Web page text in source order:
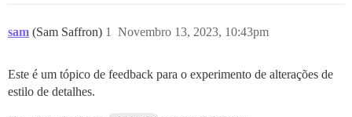
sam (Sam Saffron) Novembro 13, 2023, 10:43pm
1
Este é um tópico de feedback para o experimento de alterações de
estilo de detalhes.